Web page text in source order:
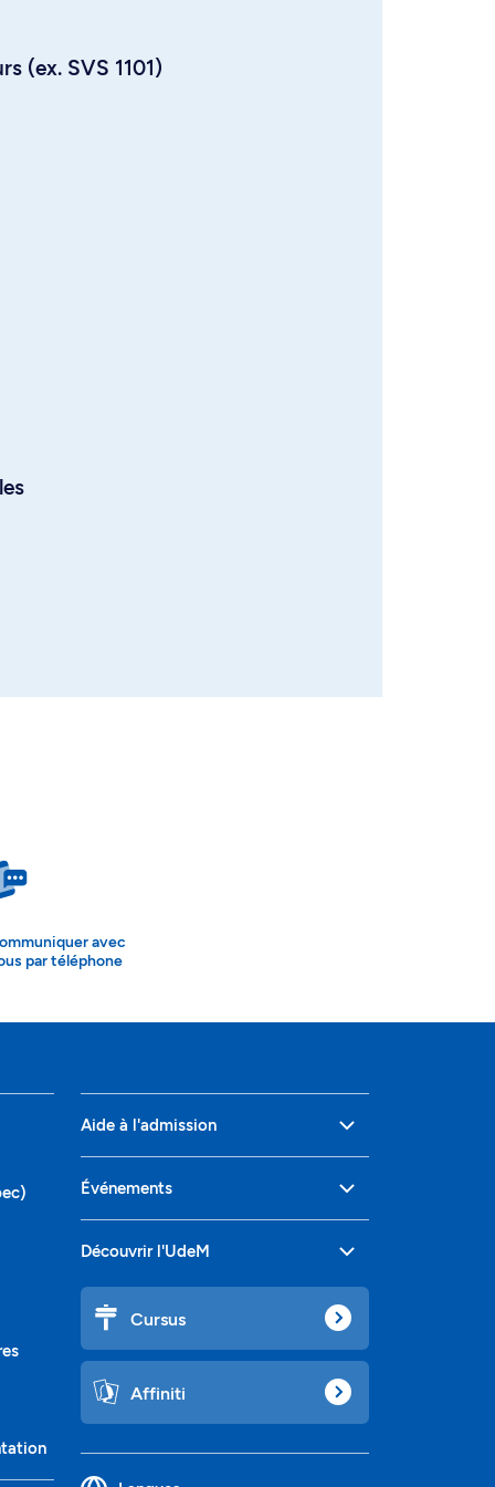
(ex. SVS 1101)
avec
par téléphone
Aide à l'admission
Événements
Découvrir l'UdeM
Cursus
Affiniti